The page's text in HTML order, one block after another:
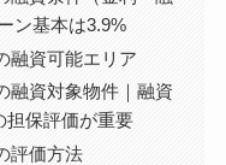
ン基本は3.9%
融資可能エリア
融資対象物件｜融資
担保評価が重要
評価方法